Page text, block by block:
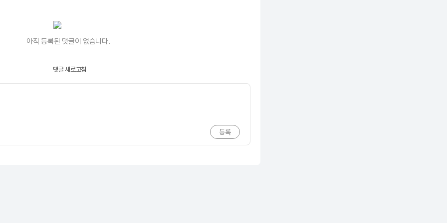
아직 등록된 댓글이 없습니다.
댓글 새로고침